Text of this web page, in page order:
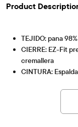
Product
TEJIDO: pana
CIERRE: EZ-Fit
cremallera
CINTURA:
ASCENSO: Medio
APERTURA: Flaco